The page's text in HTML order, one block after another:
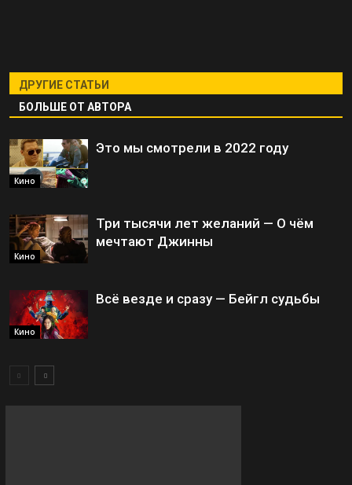
ДРУГИЕ СТАТЬИ
БОЛЬШЕ ОТ АВТОРА
Кино
Это мы смотрели в 2022 году
Кино
Три тысячи лет желаний — О чём
мечтают Джинны
Кино
Всё везде и сразу — Бейгл судьбы